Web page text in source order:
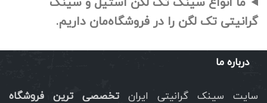
گرانیتی تک لگن را در فروشگاه‌مان داریم.
درباره ما
سایت سینک گرانیتی ایرانتخصصی ترین فروشگاه